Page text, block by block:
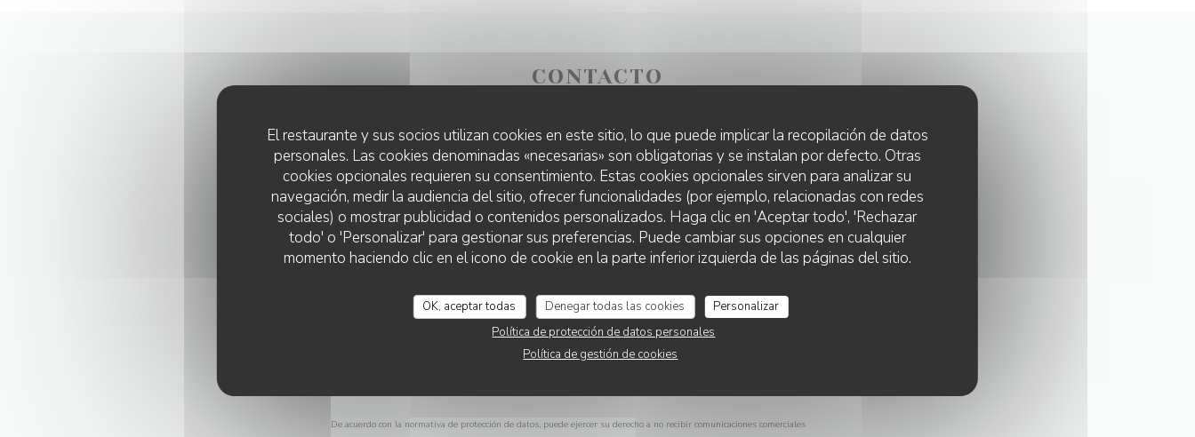
El restaurante y sus socios utilizan cookies en este sitio, lo que puede implicar la recopilación de datos
personales. Las cookies denominadas «necesarias» son obligatorias y se instalan por defecto. Otras
cookies opcionales requieren su consentimiento. Estas cookies opcionales sirven para analizar su
navegación, medir la audiencia del sitio, ofrecer funcionalidades (por ejemplo, relacionadas con redes
sociales) o mostrar publicidad o contenidos personalizados. Haga clic en 'Aceptar todo', 'Rechazar
todo' o 'Personalizar' para gestionar sus preferencias. Puede cambiar sus opciones en cualquier
momento haciendo clic en el icono de cookie en la parte inferior izquierda de las páginas del sitio.
OK, aceptar todas Denegar todas las cookies
Personalizar
Política de protección de datos personales
Política de gestión de cookies
CONTACTO
¿Desea ponerse en contacto con nosotros?
Rellene el siguiente formulario.
De acuerdo con la normativa de protección de datos, puede ejercer su derecho a no recibir comunicaciones comerciales